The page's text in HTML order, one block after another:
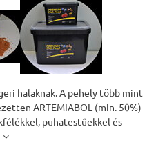
halaknak. A pehely több mint
ARTEMIABOL-(min. 50%)
puhatestűekkel és